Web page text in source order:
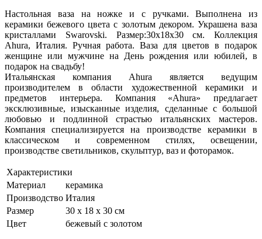
Настольная ваза на ножке и с ручками. Выполнена из
керамики бежевого цвета с золотым декором. Украшена ваза
кристаллами Swarovski. Размер:30x18x30см. Коллекция
Ahura, Италия. Ручная работа. Ваза для цветов в подарок
женщине или мужчине на День рождения или юбилей, в
подарок на свадьбу!
Итальянская компания Ahura является ведущим
производителем в области художественной керамики и
предметов интерьера. Компания «Ahura» предлагает
эксклюзивные, изысканные изделия, сделанные с большой
любовью и подлинной страстью итальянских мастеров.
Компания специализируется на производстве керамики в
классическом и современном стилях, освещении,
производстве светильников, скульптур, ваз и фоторамок.
Характеристики
Материал
керамика
Производство Италия
Размер
30 х 18 х 30 см
Цвет
бежевый с золотом